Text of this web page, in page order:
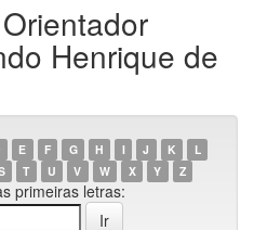
Henrique de
E F G H I J K
L
T U V W X Y Z
primeiras letras: